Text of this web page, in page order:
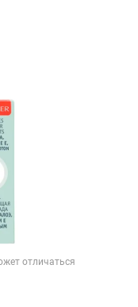
отличаться